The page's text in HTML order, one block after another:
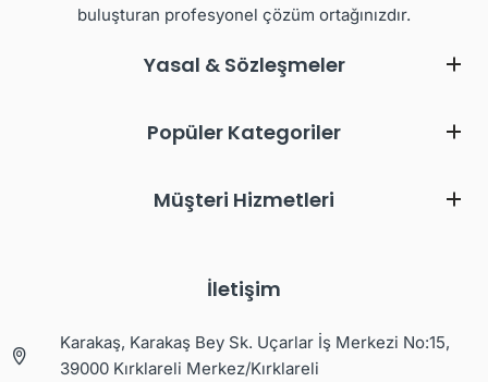
buluşturan profesyonel çözüm ortağınızdır.
Yasal & Sözleşmeler
Popüler Kategoriler
Müşteri Hizmetleri
İletişim
Karakaş, Karakaş Bey Sk. Uçarlar İş Merkezi No:15,
39000 Kırklareli Merkez/Kırklareli